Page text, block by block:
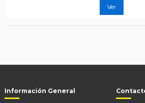
Ver
Información General